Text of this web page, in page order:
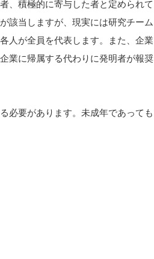
、積極的に寄与した者と定められて
該当しますが、現実には研究チーム
人が全員を代表します。また、企業
業に帰属する代わりに発明者が報奨
必要があります。未成年であっても